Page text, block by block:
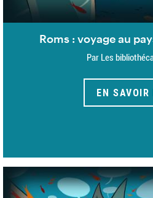
Roms : voyage au
Par Les
EN SAVOIR